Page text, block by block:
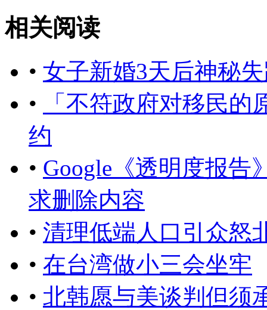
相关阅读
• 女子新婚3天后神秘
•
「不符政府对移民
约
• Google《透明度报告
求删除内容
• 清理低端人口引众怒
• 在台湾做小三会坐牢
• 北韩愿与美谈判但须